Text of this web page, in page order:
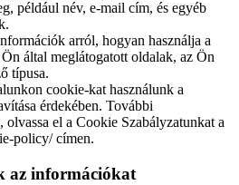
például név, e-mail cím, és egyéb
arról, hogyan használja a
által meglátogatott oldalak, az Ön
típusa.
cookie-kat használunk a
érdekében. További
el a Cookie Szabályzatunkat a
policy/ címen.
az információkat